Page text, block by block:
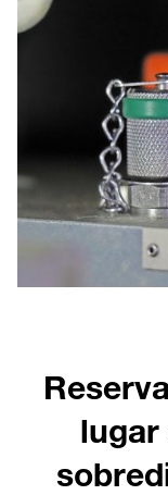
lugar